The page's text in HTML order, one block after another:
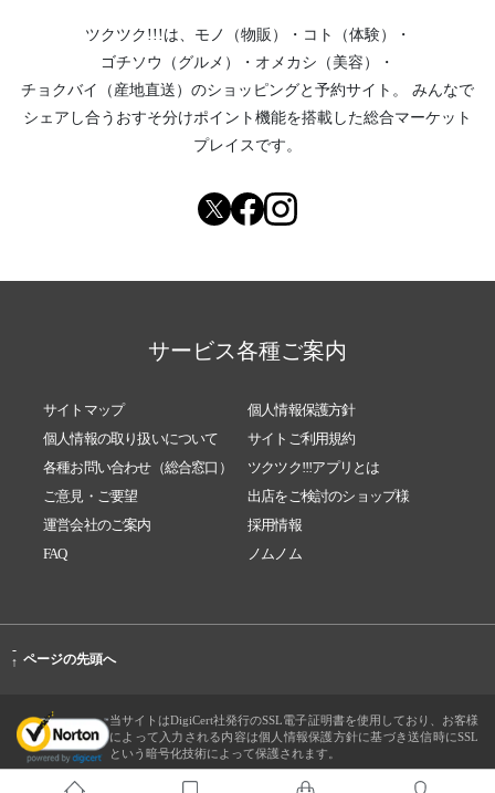
ツクツク!!!は、 モノ（物販） ・ コト（体験）
・
ゴチソウ（グルメ）
・ オメカシ（美容）
・
チョクバイ（産地直送） のショッピングと予約サイト。
みんなで
シェアし合う おすそ分けポイント機能を搭載した総合マーケット
プレイスです。
サービス各種ご案内
サイトマップ
個人情報保護方針
個人情報の取り扱いについて
サイトご利用規約
各種お問い合わせ（総合窓口）
ツクツク!!!アプリとは
ご意見・ご要望
出店をご検討のショップ様
運営会社のご案内
採用情報
FAQ
ノムノム
-
↑ ページの先頭へ
当サイトはDigiCert社発行のSSL電子証明書を使用しており、お客様
によって入力される内容は個人情報保護方針に基づき送信時にSSL
という暗号化技術によって保護されます。